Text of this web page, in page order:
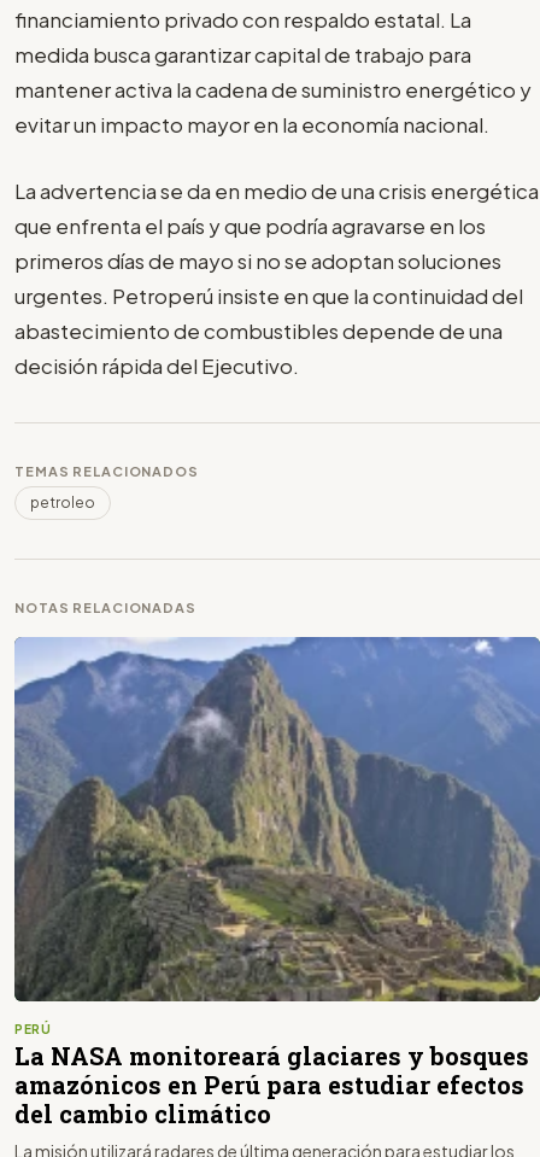
financiamiento privado con respaldo estatal. La
medida busca garantizar capital de trabajo para
mantener activa la cadena de suministro energético y
evitar un impacto mayor en la economía nacional.
La advertencia se da en medio de una crisis energética
que enfrenta el país y que podría agravarse en los
primeros días de mayo si no se adoptan soluciones
urgentes. Petroperú insiste en que la continuidad del
abastecimiento de combustibles depende de una
decisión rápida del Ejecutivo.
TEMAS RELACIONADOS
petroleo
NOTAS RELACIONADAS
PERÚ
La NASA monitoreará glaciares y bosques
amazónicos en Perú para estudiar efectos
del cambio climático
La misión utilizará radares de última generación para estudiar los